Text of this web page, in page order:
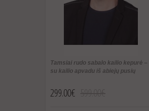
Tamsiai rudo sabalo kailio kepurė –
su kailio apvadu iš abiejų pusių
299.00€